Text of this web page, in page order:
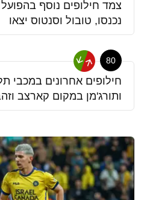
צמד חילופים נוסף
נכנסו, טובול וסנטוס יצאו
80
חילופים אחרונים במכבי
ותורג'מן במקום קארצב